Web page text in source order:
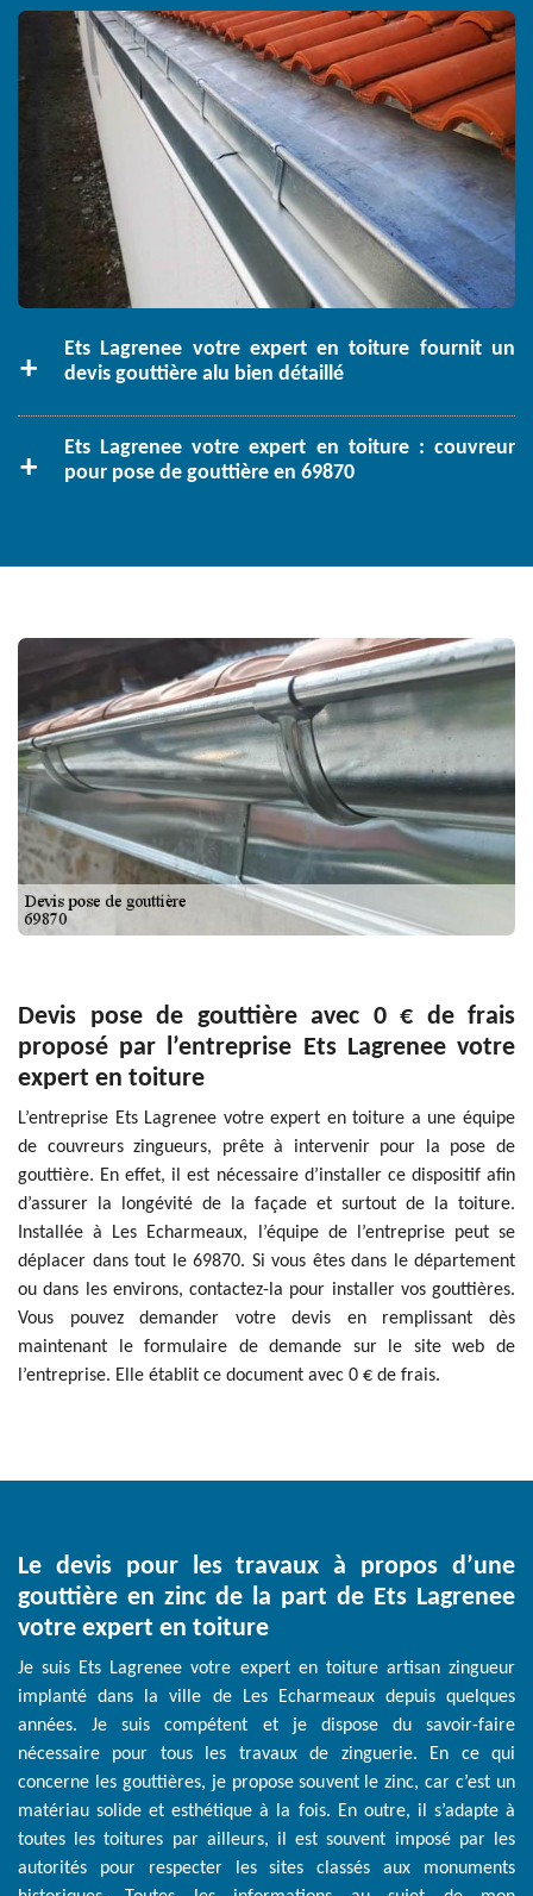
Ets Lagrenee votre expert en toiture fournit un
devis gouttière alu bien détaillé
Ets Lagrenee votre expert en toiture : couvreur
pour pose de gouttière en 69870
Devis pose de gouttière avec 0 € de frais
proposé par l’entreprise Ets Lagrenee votre
expert en toiture
L’entreprise Ets Lagrenee votre expert en toiture a une équipe
de couvreurs zingueurs, prête à intervenir pour la pose de
gouttière. En effet, il est nécessaire d’installer ce dispositif afin
d’assurer la longévité de la façade et surtout de la toiture.
Installée à Les Echarmeaux, l’équipe de l’entreprise peut se
déplacer dans tout le 69870. Si vous êtes dans le département
ou dans les environs, contactez-la pour installer vos gouttières.
Vous pouvez demander votre devis en remplissant dès
maintenant le formulaire de demande sur le site web de
l’entreprise. Elle établit ce document avec 0 € de frais.
Le devis pour les travaux à propos d’une
gouttière en zinc de la part de Ets Lagrenee
votre expert en toiture
Je suis Ets Lagrenee votre expert en toiture artisan zingueur
implanté dans la ville de Les Echarmeaux depuis quelques
années. Je suis compétent et je dispose du savoir-faire
nécessaire pour tous les travaux de zinguerie. En ce qui
concerne les gouttières, je propose souvent le zinc, car c’est un
matériau solide et esthétique à la fois. En outre, il s’adapte à
toutes les toitures par ailleurs, il est souvent imposé par les
autorités pour respecter les sites classés aux monuments